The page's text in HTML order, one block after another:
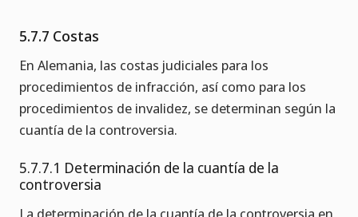
5.7.7 Costas
En Alemania, las costas judiciales para los
procedimientos de infracción, así como para los
procedimientos de invalidez, se determinan según la
cuantía de la controversia.
5.7.7.1 Determinación de la cuantía de la
controversia